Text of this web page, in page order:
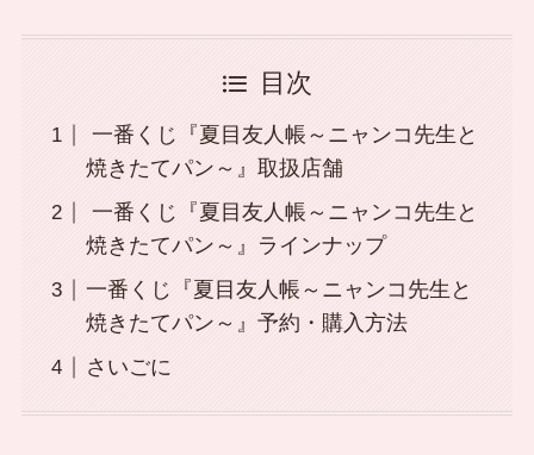
目次
一番くじ『夏目友人帳～ニャンコ先生と
焼きたてパン～』取扱店舗
一番くじ『夏目友人帳～ニャンコ先生と
焼きたてパン～』ラインナップ
一番くじ『夏目友人帳～ニャンコ先生と
焼きたてパン～』予約・購入方法
さいごに